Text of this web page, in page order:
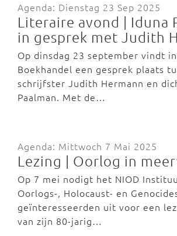
Agenda: Dienstag 23 Sep 2025
Literaire avond | Iduna
in gesprek met Judith
Op dinsdag 23 september vindt
Boekhandel een gesprek plaats
schrijfster Judith Hermann en
Paalman. Met de…
Agenda: Mittwoch 7 Mai 2025
Lezing | Oorlog in
Op 7 mei nodigt het NIOD
Oorlogs-, Holocaust- en
geïnteresseerden uit voor een
van zijn 80-jarig…